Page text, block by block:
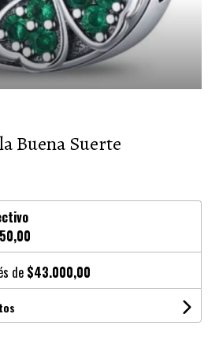
Buena Suerte
de $43.000,00